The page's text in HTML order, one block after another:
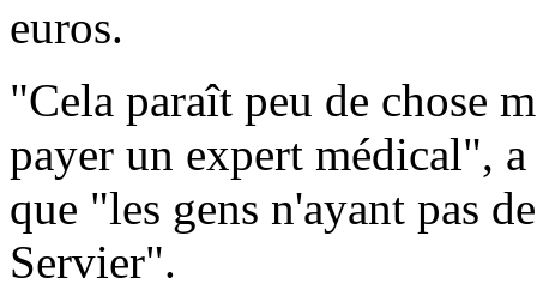
euros.
"Cela paraît peu de chose
payer un expert médical",
que "les gens n'ayant pas
Servier".